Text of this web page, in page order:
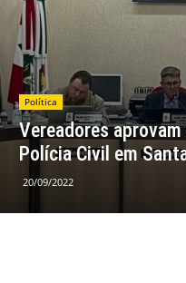
Política
Vereadores
Polícia Civil em
20/09/2022